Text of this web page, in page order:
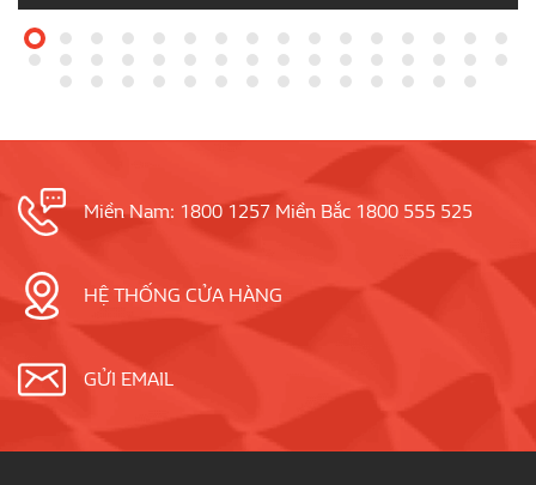
Miền Nam: 1800 1257 Miền Bắc 1800 555 525
HỆ THỐNG CỬA HÀNG
GỬI EMAIL